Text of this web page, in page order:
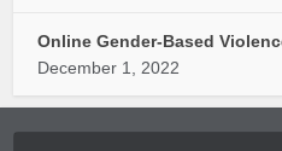
Online Gender-Based
December 1, 2022